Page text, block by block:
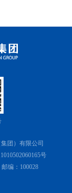
团）有限公司
号
编：100028